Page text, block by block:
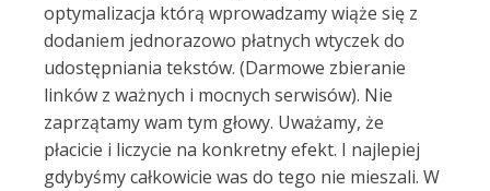
optymalizacja którą wprowadzamy wiąże się z
dodaniem jednorazowo płatnych wtyczek do
udostępniania tekstów. (Darmowe zbieranie
linków z ważnych i mocnych serwisów). Nie
zaprzątamy wam tym głowy. Uważamy, że
płacicie i liczycie na konkretny efekt. I najlepiej
gdybyśmy całkowicie was do tego nie mieszali. W